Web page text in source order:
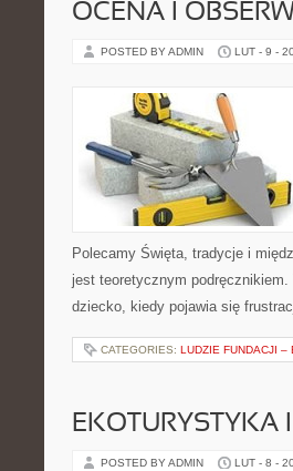
OCENA I
POSTED BY ADMIN LUT - 9 -
Polecamy Święta, tradycje i
jest teoretycznym
dziecko, kiedy pojawia się
CATEGORIES: LUDZIE FUNDACJI –
EKOTURYSTYKA
POSTED BY ADMIN LUT - 8 -